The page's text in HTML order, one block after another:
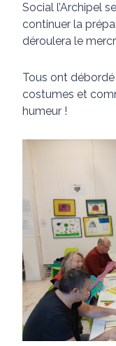
Social l’Archipel
continuer la
déroulera le
Tous ont
costumes et
humeur !